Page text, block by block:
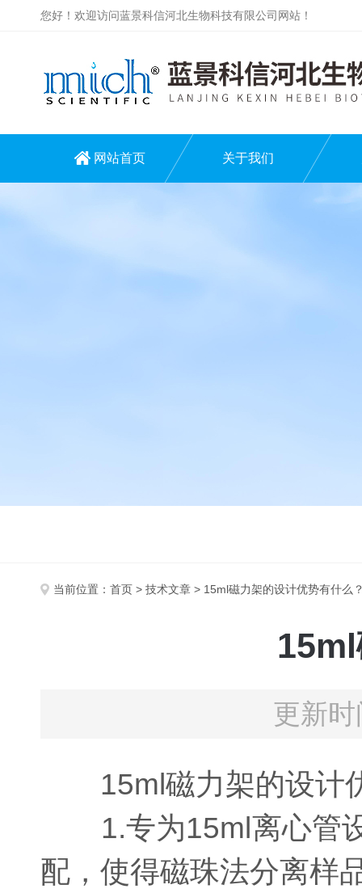
您好！欢迎访问蓝景科信河北生物科技有限公司网站！
网站首页 关于我们
当前位置： 首页 > 技术文章 > 15ml磁力架的设计优势有什么
更新
15ml磁力架的设计
1.专为15ml离心管设
配，使得磁珠法分离样